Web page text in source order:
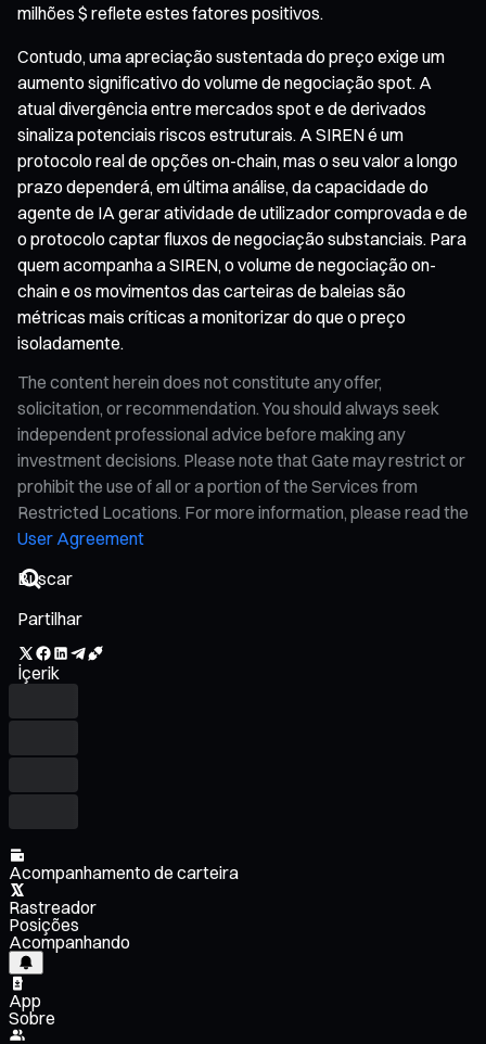
milhões $ reflete estes fatores positivos.
Contudo, uma apreciação sustentada do preço exige um
aumento significativo do volume de negociação spot. A
atual divergência entre mercados spot e de derivados
sinaliza potenciais riscos estruturais. A SIREN é um
protocolo real de opções on-chain, mas o seu valor a longo
prazo dependerá, em última análise, da capacidade do
agente de IA gerar atividade de utilizador comprovada e de
o protocolo captar fluxos de negociação substanciais. Para
quem acompanha a SIREN, o volume de negociação on-
chain e os movimentos das carteiras de baleias são
métricas mais críticas a monitorizar do que o preço
isoladamente.
The content herein does not constitute any offer,
solicitation, or recommendation. You should always seek
independent professional advice before making any
investment decisions. Please note that Gate may restrict or
prohibit the use of all or a portion of the Services from
Restricted Locations. For more information, please read the
User Agreement
Partilhar
İçerik
Acompanhamento de carteira
Rastreador
Posições
Acompanhando
App
Sobre